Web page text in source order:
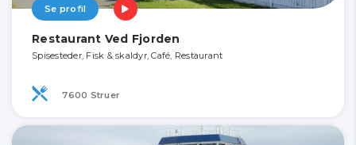
Se profil
Restaurant Ved Fjorden
Spisesteder, Fisk & skaldyr, Café, Restaurant
7600 Struer